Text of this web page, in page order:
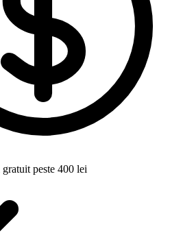
gratuit peste 400 lei